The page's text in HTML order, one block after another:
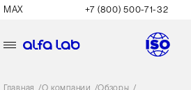
MAX +7 (800) 500-71-32
Главная /О компании /Обзоры /